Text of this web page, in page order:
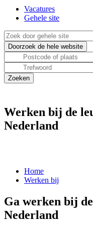
Vacatures
Gehele site
Werken bij de
Nederland
Home
Werken bij
Ga werken bij
Nederland